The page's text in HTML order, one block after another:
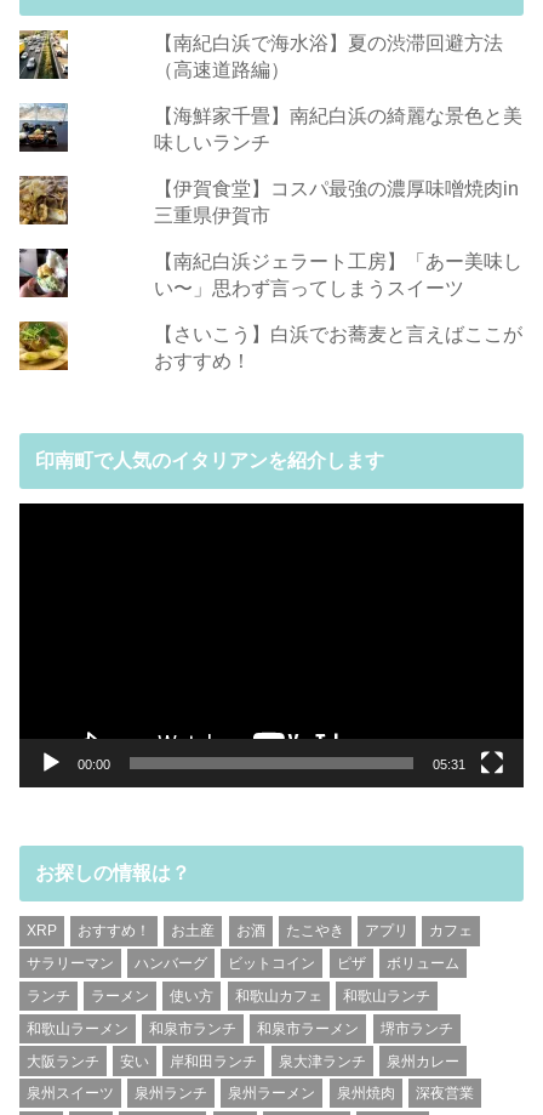
【南紀白浜で海水浴】夏の渋滞回避方法
（高速道路編）
【海鮮家千畳】南紀白浜の綺麗な景色と美
味しいランチ
【伊賀食堂】コスパ最強の濃厚味噌焼肉in
三重県伊賀市
【南紀白浜ジェラート工房】「あー美味し
い〜」思わず言ってしまうスイーツ
【さいこう】白浜でお蕎麦と言えばここが
おすすめ！
印南町で人気のイタリアンを紹介します
00:00 05:31
お探しの情報は？
XRP おすすめ！ お土産 お酒 たこやき アプリ
カフェ
サラリーマン
ハンバーグ ビットコイン ピザ
ボリューム
ランチ
ラーメン 使い方 和歌山カフェ
和歌山ランチ
和歌山ラーメン
和泉市ランチ 和泉市ラーメン
堺市ランチ
大阪ランチ
安い 岸和田ランチ 泉大津ランチ
泉州カレー
泉州スイーツ
泉州ランチ 泉州ラーメン 泉州焼肉 深夜営業